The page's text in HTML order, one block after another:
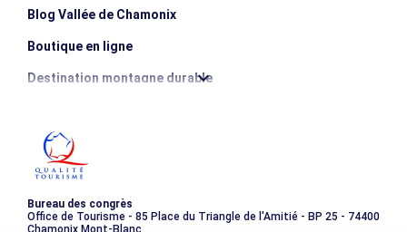
Blog Vallée de Chamonix
Boutique en ligne
Destination montagne durable
Photothèque
Bureau des congrès
Office de Tourisme - 85 Place du Triangle de l'Amitié - BP 25 - 74400
Chamonix Mont-Blanc